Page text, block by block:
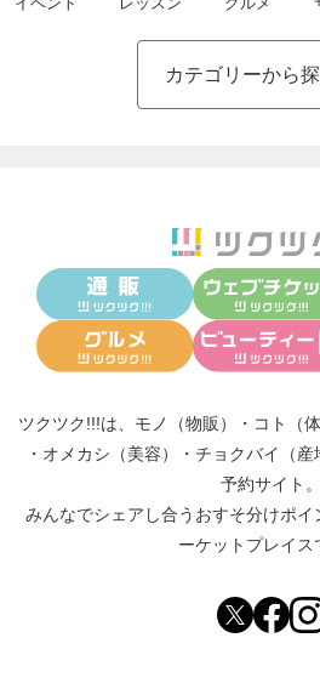
カテゴリーから
ツクツク!!!は、 モノ（物販） ・ コト（体
・ オメカシ（美容） ・ チョクバイ（産
予約サイト。
みんなでシェアし合う おすそ分けポイ
ーケットプレイス